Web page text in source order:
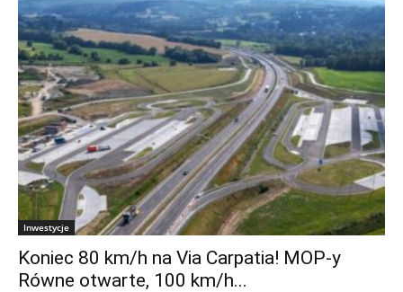
Inwestycje
Koniec 80 km/h na Via Carpatia! MOP-y
Równe otwarte, 100 km/h...